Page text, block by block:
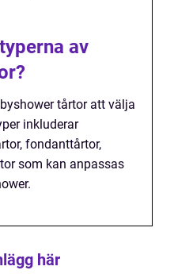
av
tårtor att välja
inkluderar
fondanttårtor,
som kan anpassas
här